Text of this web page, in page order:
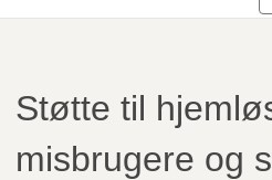
Støtte til
misbrugere og